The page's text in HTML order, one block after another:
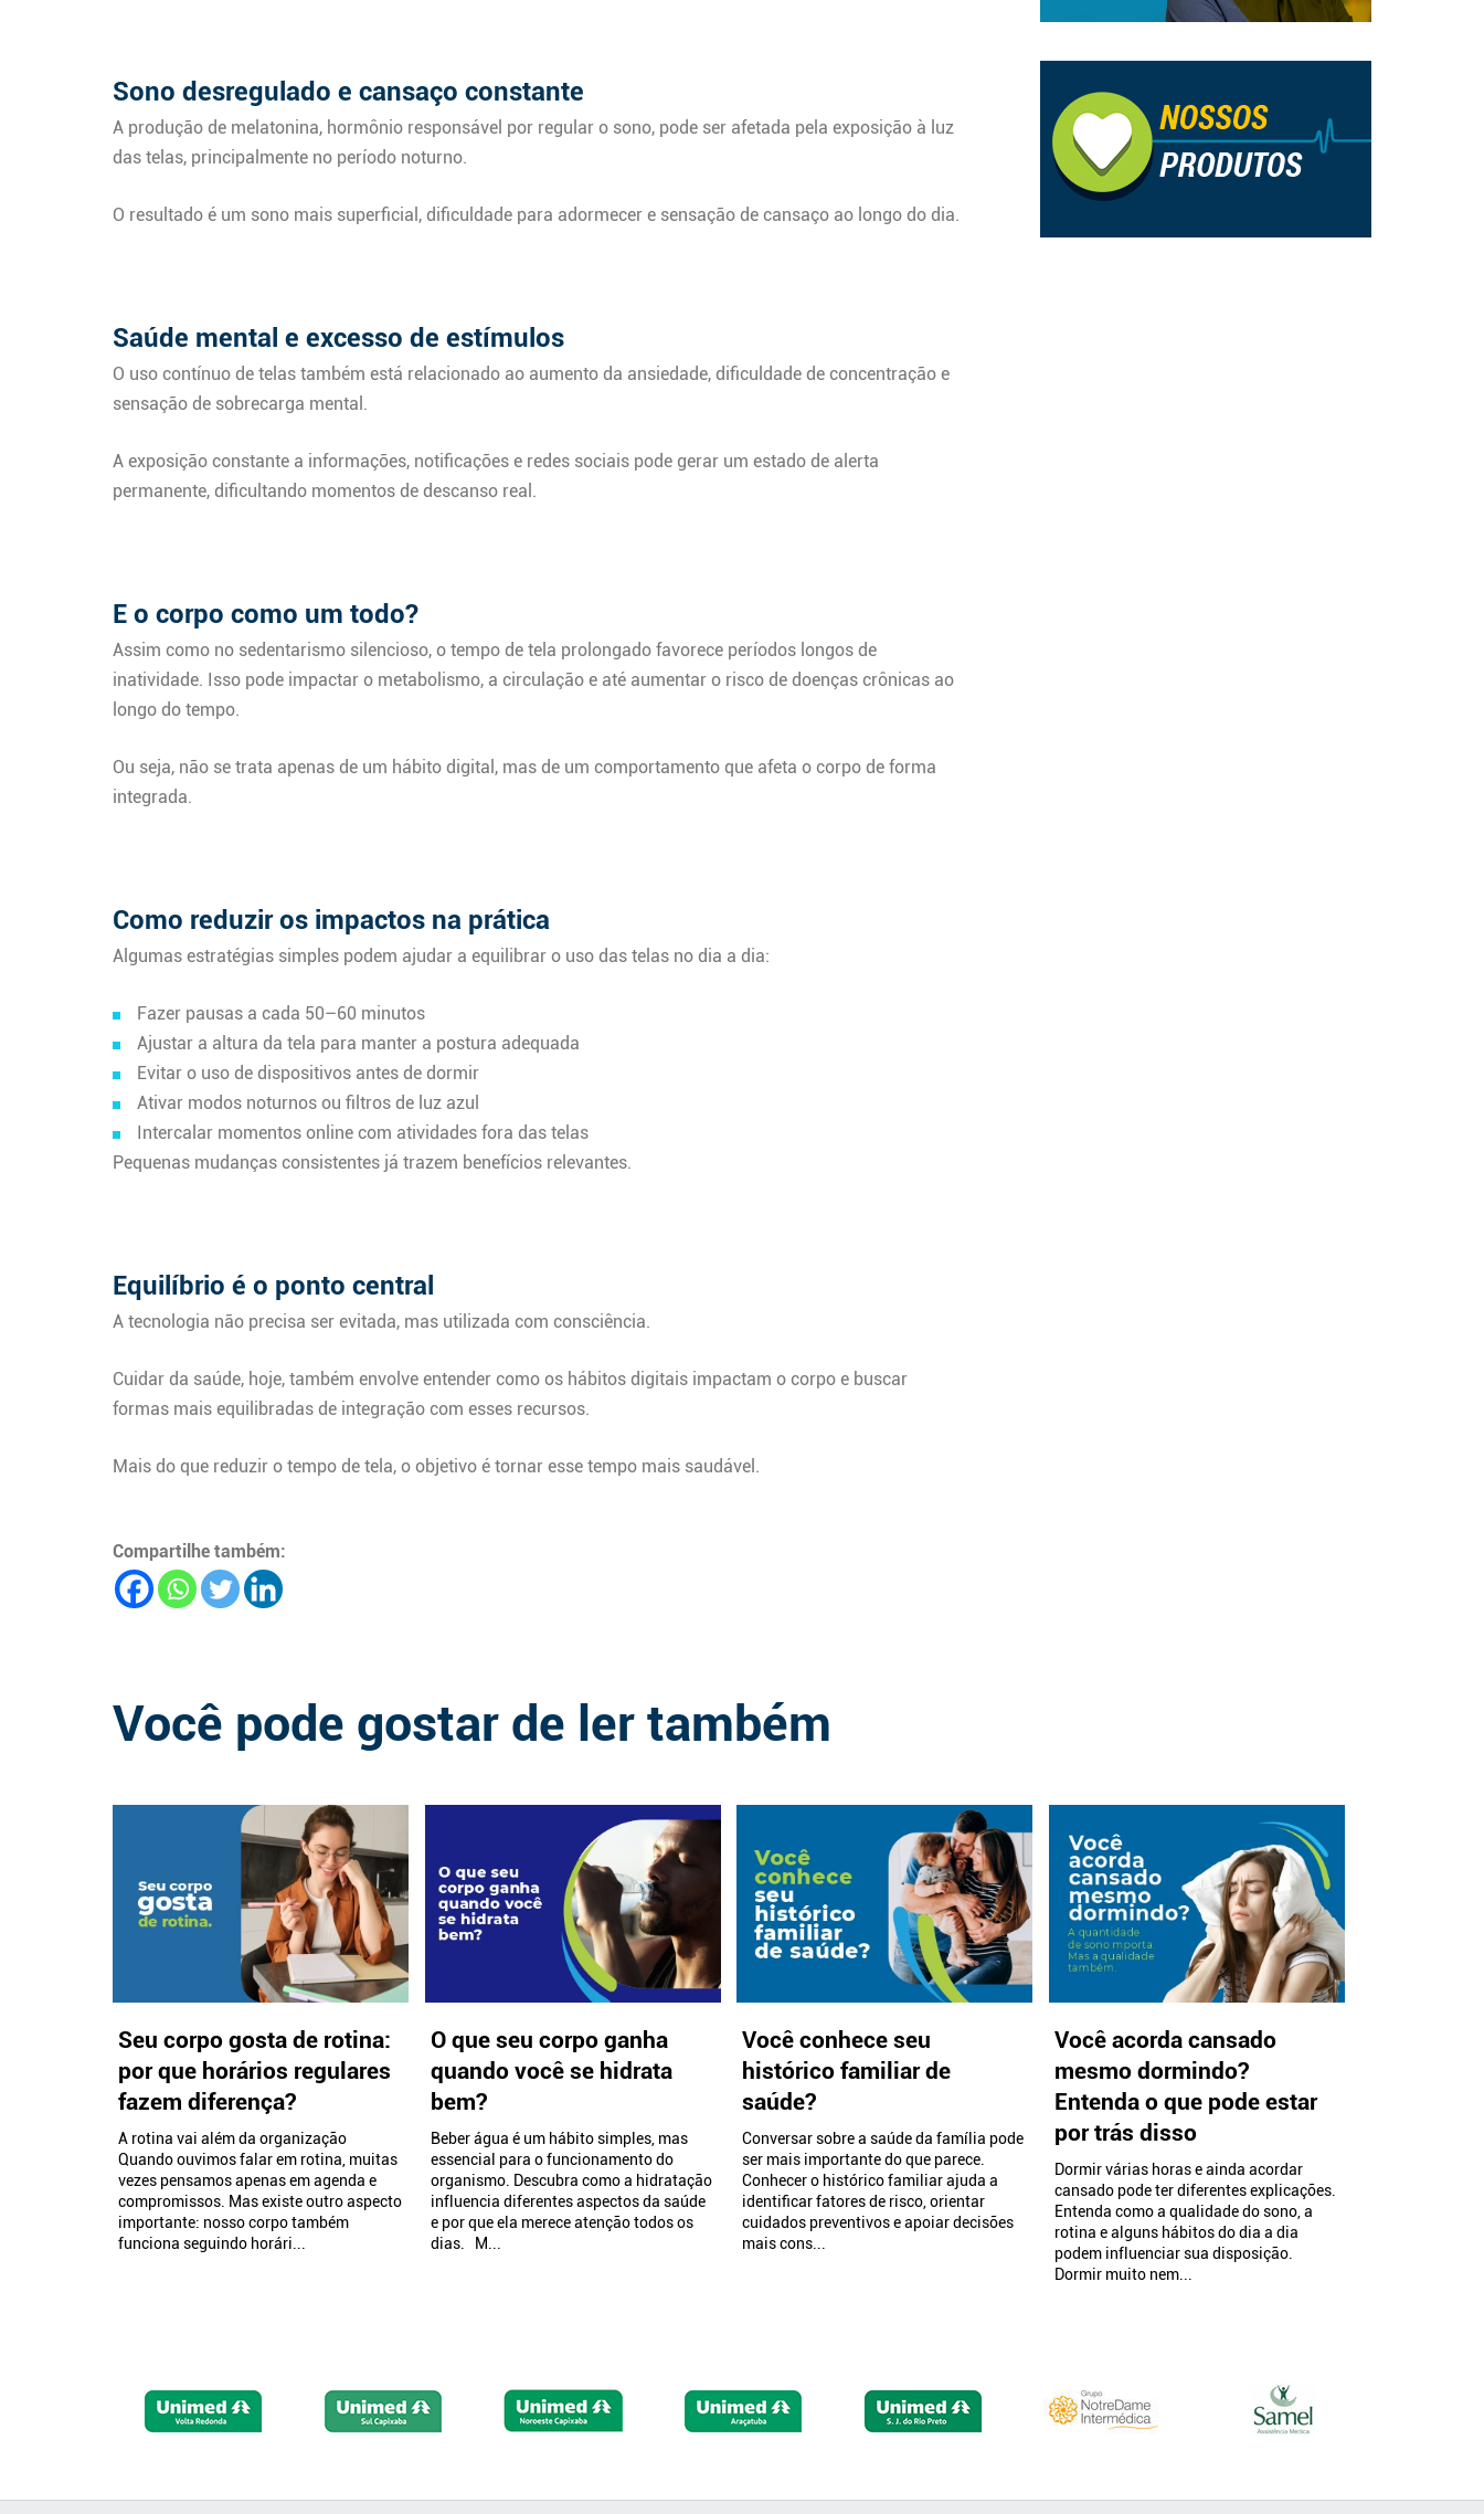
Sono desregulado e cansaço constante
A produção de melatonina, hormônio responsável por regular o sono, pode ser afetada pela exposição à luz
das telas, principalmente no período noturno.
O resultado é um sono mais superficial, dificuldade para adormecer e sensação de cansaço ao longo do dia.
Saúde mental e excesso de estímulos
O uso contínuo de telas também está relacionado ao aumento da ansiedade, dificuldade de concentração e
sensação de sobrecarga mental.
A exposição constante a informações, notificações e redes sociais pode gerar um estado de alerta
permanente, dificultando momentos de descanso real.
E o corpo como um todo?
Assim como no sedentarismo silencioso, o tempo de tela prolongado favorece períodos longos de
inatividade. Isso pode impactar o metabolismo, a circulação e até aumentar o risco de doenças crônicas ao
longo do tempo.
Ou seja, não se trata apenas de um hábito digital, mas de um comportamento que afeta o corpo de forma
integrada.
Como reduzir os impactos na prática
Algumas estratégias simples podem ajudar a equilibrar o uso das telas no dia a dia:
Fazer pausas a cada 50–60 minutos
Ajustar a altura da tela para manter a postura adequada
Evitar o uso de dispositivos antes de dormir
Ativar modos noturnos ou filtros de luz azul
Intercalar momentos online com atividades fora das telas
Pequenas mudanças consistentes já trazem benefícios relevantes.
Equilíbrio é o ponto central
A tecnologia não precisa ser evitada, mas utilizada com consciência.
Cuidar da saúde, hoje, também envolve entender como os hábitos digitais impactam o corpo e buscar
formas mais equilibradas de integração com esses recursos.
Mais do que reduzir o tempo de tela, o objetivo é tornar esse tempo mais saudável.
Compartilhe também:
Você pode gostar de ler também
Seu corpo gosta de rotina:
por que horários regulares
fazem diferença?
A rotina vai além da organização
Quando ouvimos falar em rotina, muitas
vezes pensamos apenas em agenda e
compromissos. Mas existe outro aspecto
importante: nosso corpo também
funciona seguindo horári...
O que seu corpo ganha
quando você se hidrata
bem?
Beber água é um hábito simples, mas
essencial para o funcionamento do
organismo. Descubra como a hidratação
influencia diferentes aspectos da saúde
e por que ela merece atenção todos os
dias. M...
Você conhece seu
histórico familiar de
saúde?
Conversar sobre a saúde da família pode
ser mais importante do que parece.
Conhecer o histórico familiar ajuda a
identificar fatores de risco, orientar
cuidados preventivos e apoiar decisões
mais cons...
Você acorda cansado
mesmo dormindo?
Entenda o que pode estar
por trás disso
Dormir várias horas e ainda acordar
cansado pode ter diferentes explicações.
Entenda como a qualidade do sono, a
rotina e alguns hábitos do dia a dia
podem influenciar sua disposição.
Dormir muito nem...